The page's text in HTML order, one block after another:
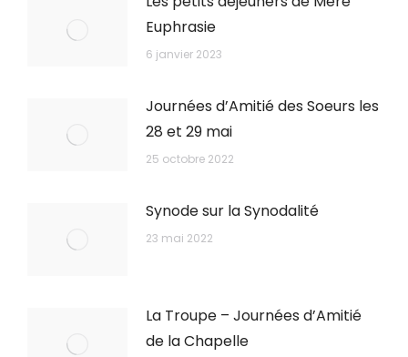
Euphrasie
6 janvier 2023
Journées d’Amitié des Soeurs les
28 et 29 mai
25 octobre 2022
Synode sur la Synodalité
23 mai 2022
La Troupe – Journées d’Amitié
de la Chapelle